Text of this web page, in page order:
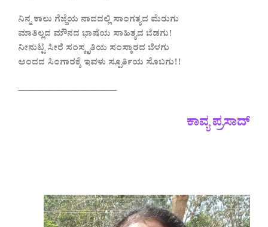
ನಿನ್ನ ಕಾಲು ಗೆಜ್ಜೆಯ ನಾದದಲ್ಲಿ ಸಾಂಗತ್ಯದ ಮೆರುಗು
ಮಾತಿಲ್ಲದ ಮೌನದ ಭಾಷೆಯ ಸಾಹಿತ್ಯದ ಬೆಡಗು!
ನೀನುಟ್ಟ ಸೀರೆ ಸಂಸ್ಕೃತಿಯ ಸಂಸ್ಕಾರದ ಬೆಳಗು
ಅಂದದ ಸಿಂಗಾರಕ್ಕೆ ಇವಳು ಸ್ಪೂರ್ತಿಯ ಸೊಬಗು!!
———————————
ಕಾವ್ಯ ಪ್ರಸಾದ್